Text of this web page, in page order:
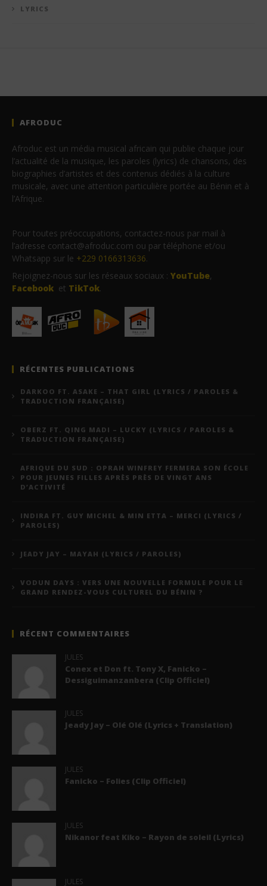
LYRICS
AFRODUC
Afroduc est un média musical africain qui publie chaque jour
l’actualité de la musique, les paroles (lyrics) de chansons, des
biographies d’artistes et des contenus dédiés à la culture
musicale, avec une attention particulière portée au Bénin et à
l’Afrique.
Pour toutes préoccupations, contactez-nous par mail à
l’adresse contact@afroduc.com ou par téléphone et/ou
Whatsapp sur le +229 0166313636.
Rejoignez-nous sur les réseaux sociaux : YouTube,
Facebook et TikTok.
RÉCENTES PUBLICATIONS
DARKOO FT. ASAKE – THAT GIRL (LYRICS / PAROLES &
TRADUCTION FRANÇAISE)
OBERZ FT. QING MADI – LUCKY (LYRICS / PAROLES &
TRADUCTION FRANÇAISE)
AFRIQUE DU SUD : OPRAH WINFREY FERMERA SON ÉCOLE
POUR JEUNES FILLES APRÈS PRÈS DE VINGT ANS
D’ACTIVITÉ
INDIRA FT. GUY MICHEL & MIN ETTA – MERCI (LYRICS /
PAROLES)
JEADY JAY – MAYAH (LYRICS / PAROLES)
VODUN DAYS : VERS UNE NOUVELLE FORMULE POUR LE
GRAND RENDEZ-VOUS CULTUREL DU BÉNIN ?
RÉCENT COMMENTAIRES
JULES
Conex et Don ft. Tony X, Fanicko –
Dessiguimanzanbera (Clip Officiel)
JULES
Jeady Jay – Olé Olé (Lyrics + Translation)
JULES
Fanicko – Folies (Clip Officiel)
JULES
Nikanor feat Kiko – Rayon de soleil (Lyrics)
JULES